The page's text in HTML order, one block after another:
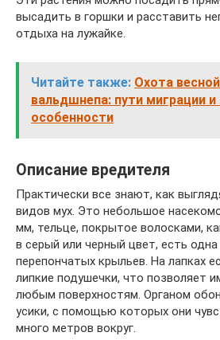
высадить в горшки и расставить
отдыха на лужайке.
Читайте также: Охота
вальдшнепа: пути миграции
особенности
Описание вредителя
Практически все знают, как
видов мух. Это небольшое
мм, тельце, покрытое волосками,
в серый или черный цвет, есть
перепончатых крыльев. На лапках
липкие подушечки, что позволяет
любым поверхностям. Органом
усики, с помощью которых они
много метров вокруг.